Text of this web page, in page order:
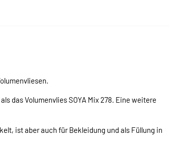
das Volumenvlies SOYA Mix 278. Eine weitere
ist aber auch für Bekleidung und als Füllung in